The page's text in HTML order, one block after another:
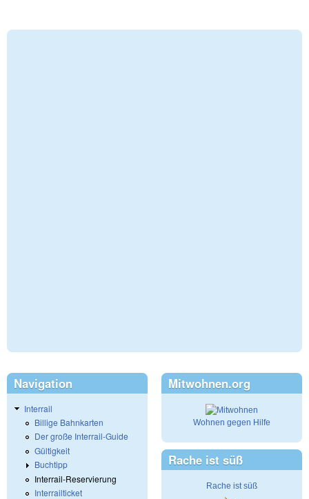
Navigation
Interrail
Billige Bahnkarten
Der große Interrail-Guide
Gültigkeit
Buchtipp
Interrail-Reservierung
Interrailticket
Mitwohnen.org
Wohnen gegen Hilfe
Rache ist süß
Rache ist süß